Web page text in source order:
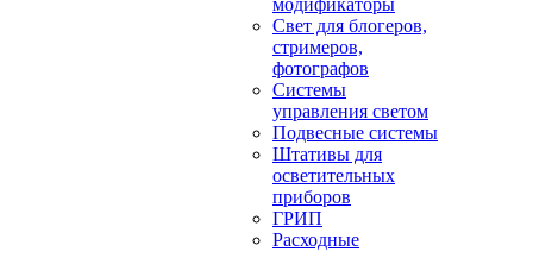
модификаторы
Свет для блогеров,
стримеров,
фотографов
Системы
управления светом
Подвесные системы
Штативы для
осветительных
приборов
ГРИП
Расходные